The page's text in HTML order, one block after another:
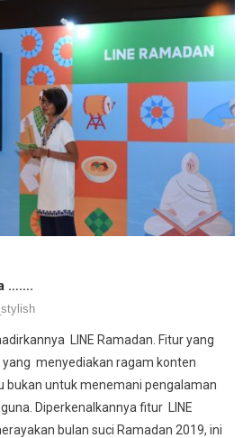
…….
LINE Ramadan. Fitur yang
yang menyediakan ragam konten
untuk menemani pengalaman
Diperkenalkannya fitur LINE
bulan suci Ramadan 2019, ini